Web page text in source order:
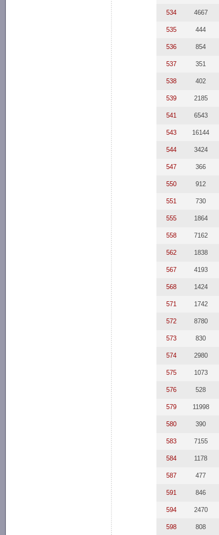
534 4667
535 444
536 854
537 351
538 402
539 2185
541 6543
543 16144
544 3424
547 366
550 912
551 730
555 1864
558 7162
562 1838
567 4193
568 1424
571 1742
572 8780
573 830
574 2980
575 1073
576 528
579 11998
580 390
583 7155
584 1178
587 477
591 846
594 2470
598 808